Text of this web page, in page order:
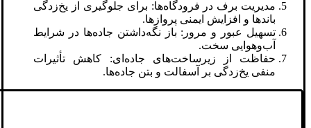
مدیریت برف در فرودگاه‌ها: برای جلوگیری از یخ‌زدگی
باندها و افزایش ایمنی پروازها.
تسهیل عبور و مرور: باز نگه‌داشتن جاده‌ها در شرایط
آب‌وهوایی سخت.
حفاظت از زیرساخت‌های جاده‌ای: کاهش تأثیرات
منفی یخ‌زدگی بر آسفالت و بتن جاده‌ها.